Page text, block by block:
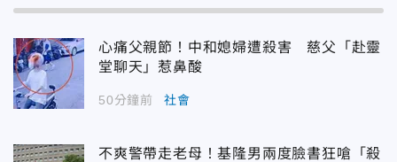
心痛父親節！中和媳婦遭殺害 慈父「赴靈
堂聊天」惹鼻酸
50分鐘前 社會
不爽警帶走老母！基隆男兩度臉書狂嗆「殺